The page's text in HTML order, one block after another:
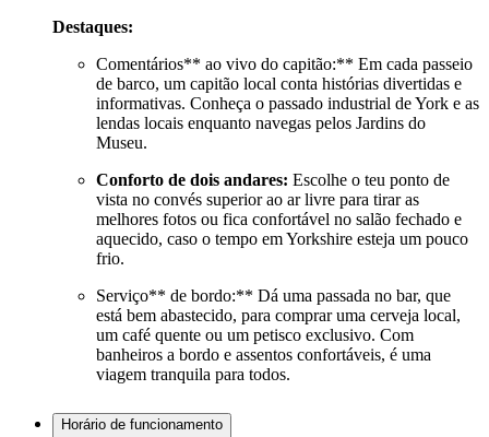
Destaques:
Comentários** ao vivo do capitão:** Em cada passeio
de barco, um capitão local conta histórias divertidas e
informativas. Conheça o passado industrial de York e as
lendas locais enquanto navegas pelos Jardins do
Museu.
Conforto de dois andares: Escolhe o teu ponto de
vista no convés superior ao ar livre para tirar as
melhores fotos ou fica confortável no salão fechado e
aquecido, caso o tempo em Yorkshire esteja um pouco
frio.
Serviço** de bordo:** Dá uma passada no bar, que
está bem abastecido, para comprar uma cerveja local,
um café quente ou um petisco exclusivo. Com
banheiros a bordo e assentos confortáveis, é uma
viagem tranquila para todos.
Horário de funcionamento